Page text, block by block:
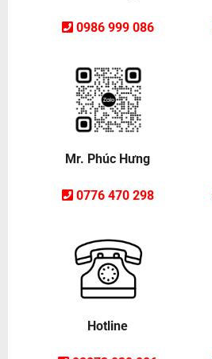
0986 999 086
Mr. Phúc Hưng
0776 470 298
Hotline